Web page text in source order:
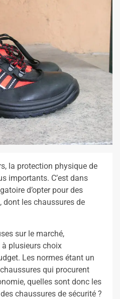
la protection physique de
importants. C’est dans
d’opter pour des
dont les chaussures de
sur le marché,
plusieurs choix
Les normes étant un
qui procurent
quelles sont donc les
chaussures de sécurité ?